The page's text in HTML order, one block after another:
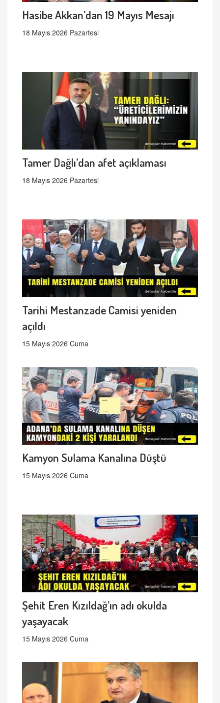
Hasibe Akkan’dan 19 Mayıs Mesajı
18 Mayıs 2026 Pazartesi
Tamer Dağlı’dan afet açıklaması
18 Mayıs 2026 Pazartesi
Tarihi Mestanzade Camisi yeniden
açıldı
15 Mayıs 2026 Cuma
Kamyon Sulama Kanalına Düştü
15 Mayıs 2026 Cuma
Şehit Eren Kızıldağ’ın adı okulda
yaşayacak
15 Mayıs 2026 Cuma